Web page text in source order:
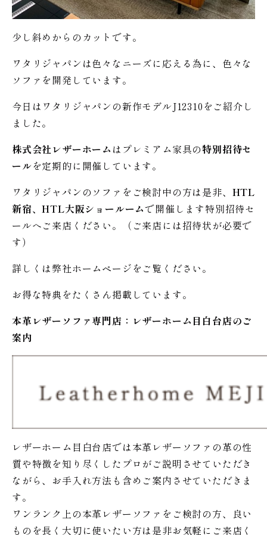
少し斜めからのカットです。
ワタリジャパンは色々なニーズに応える為に、色々な
ソファを開発しています。
今日はワタリジャパンの新作モデルJ12310をご紹介し
ました。
株式会社レザーホーム はプレミアム家具の特別招待セ
ールを定期的に開催しています。
ワタリジャパンのソファをご検討中の方は是非、 HTL
新宿、HTL大阪ショールームで開催します特別招待セ
ールへご来店ください。（ご来店には招待状が必要で
す）
詳しくは弊社ホームページをご覧ください。
お得な特典をたくさん掲載しています。
本革レザーソファ専門店：レザーホーム 目白台店のご
案内
レザーホーム目白台店では本革レザーソファの革の性
質や特徴を知り尽くしたプロがご説明させていただき
ながら、お手入れ方法も含めご案内させていただきま
す。
ワンランク上の本革レザーソファをご検討の方、良い
ものを長く大切に使いたい方は是非お気軽にご来店く